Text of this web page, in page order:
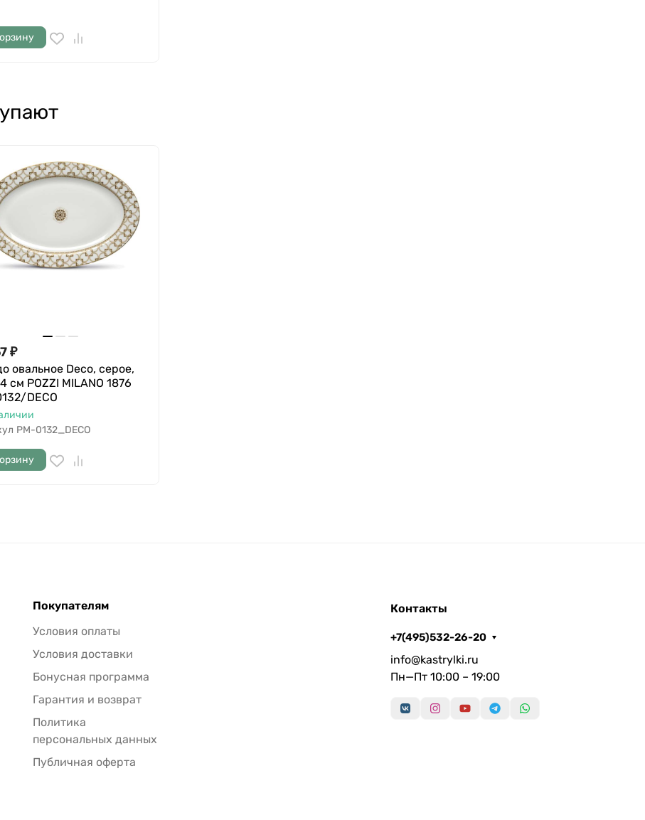
₽
овальное Deco, серое,
см POZZI MILANO 1876
DECO
PM-0132_DECO
Покупателям
Условия оплаты
Условия доставки
Бонусная программа
Гарантия и возврат
Политика
персональных данных
Публичная оферта
Контакты
+7(495)532-26-20
info@kastrylki.ru
Пн—Пт 10:00 – 19:00